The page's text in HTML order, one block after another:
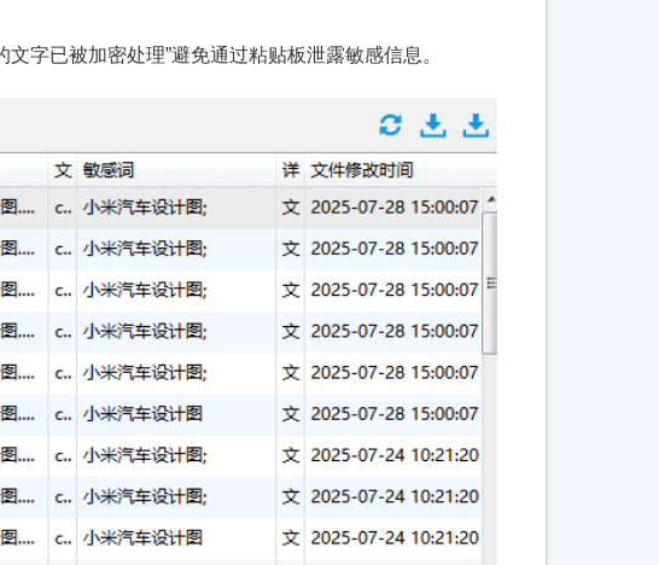
字已被加密处理”避免通过粘贴板泄露敏感信息。